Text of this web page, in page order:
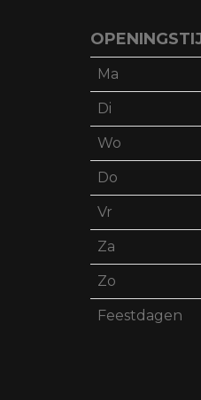
Ma
Di
Wo
Do
Vr
Za
Zo
Feestdagen